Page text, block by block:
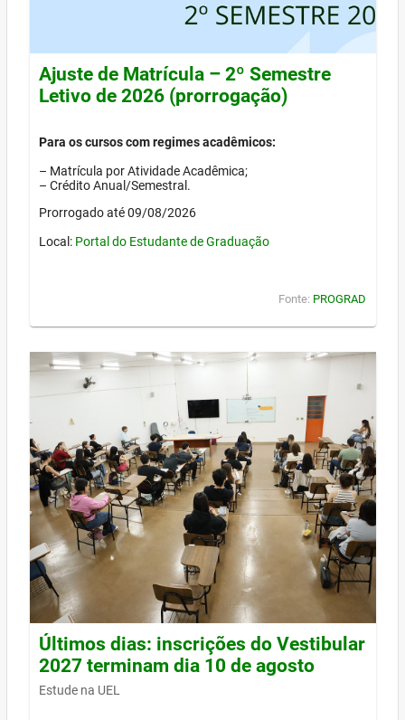
Ajuste de Matrícula – 2º Semestre
Letivo de 2026 (prorrogação)
Para os cursos com regimes acadêmicos:
– Matrícula por Atividade Acadêmica;
– Crédito Anual/Semestral.
Prorrogado até 09/08/2026
Local: Portal do Estudante de Graduação
Fonte: PROGRAD
Últimos dias: inscrições do Vestibular
2027 terminam dia 10 de agosto
Estude na UEL